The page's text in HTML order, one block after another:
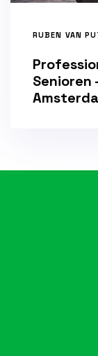
RUBEN VAN
Senioren